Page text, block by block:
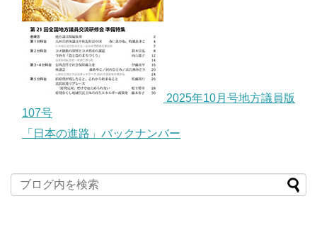
2025年10月号地方議員版
107号
「日本の進路」バックナンバー